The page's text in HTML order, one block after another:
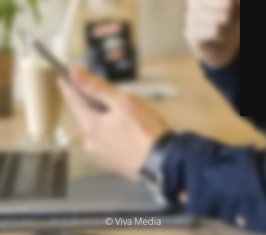
© Viva Media